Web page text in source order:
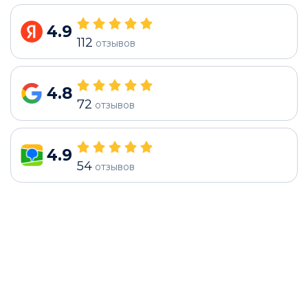
4.9
112 отзывов
4.8
72 отзывов
4.9
54 отзывов